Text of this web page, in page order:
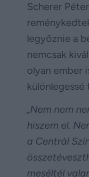
Scherer
legyőznie a
nemcsak
olyan ember
különlegessé
„Nem nem
hiszem el.
a Centrál
meséltél